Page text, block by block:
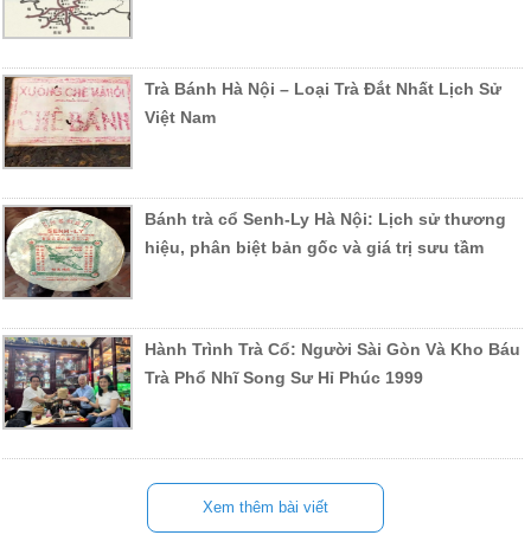
Trà Bánh Hà Nội – Loại Trà Đắt Nhất Lịch Sử
Việt Nam
Bánh trà cổ Senh-Ly Hà Nội: Lịch sử thương
hiệu, phân biệt bản gốc và giá trị sưu tầm
Hành Trình Trà Cổ: Người Sài Gòn Và Kho Báu
Trà Phổ Nhĩ Song Sư Hỉ Phúc 1999
Xem thêm bài viết